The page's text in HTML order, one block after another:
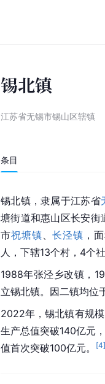
锡北镇
江苏省无锡市锡山区辖镇
条目
锡北镇，隶属于江苏省
塘街道和惠山区长安街
市祝塘镇 、长泾镇 ，
人，下辖13个村，4个
1988年张泾乡改镇，
立锡北镇。因二镇均位
2022年，锡北镇有规
生产总值突破140亿元
值首次突破100亿元。
[4